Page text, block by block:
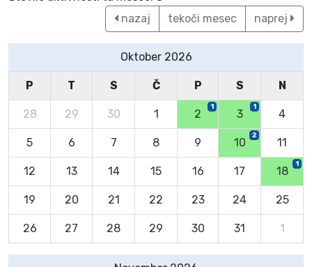
nazaj
tekoči mesec naprej
Oktober 2026
P T S Č P S N
28 29 30 1 2
1
3
1
4
5 6 7 8 9 10
2
11
12 13 14 15 16 17 18
1
19 20 21 22 23 24 25
26 27 28 29 30 31 1